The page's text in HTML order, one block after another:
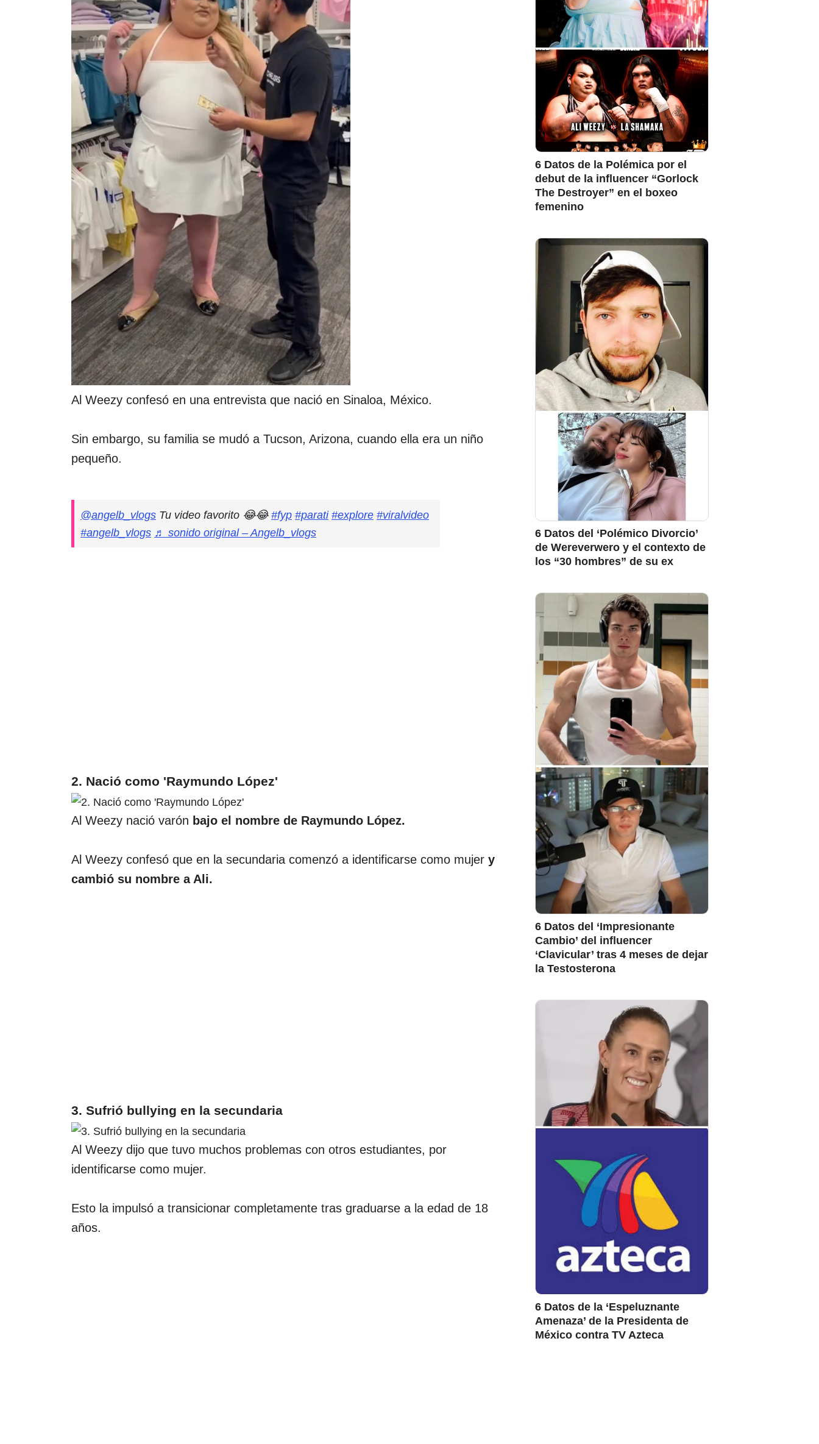
Al Weezy confesó en una entrevista que nació en Sinaloa, México.
Sin embargo, su familia se mudó a Tucson, Arizona, cuando ella era un niño
pequeño.
@angelb_vlogs Tu video favorito 😂😂#fyp #parati #explore #viralvideo
#angelb_vlogs ♬ sonido original – Angelb_vlogs
2. Nació como 'Raymundo López'
Al Weezy nació varón bajo el nombre de Raymundo López.
Al Weezy confesó que en la secundaria comenzó a identificarse como mujer y
cambió su nombre a Ali.
3. Sufrió bullying en la secundaria
Al Weezy dijo que tuvo muchos problemas con otros estudiantes, por
identificarse como mujer.
Esto la impulsó a transicionar completamente tras graduarse a la edad de 18
años.
6 Datos de la Polémica por el
debut de la influencer “Gorlock
The Destroyer” en el boxeo
femenino
6 Datos del ‘Polémico Divorcio’
de Wereverwero y el contexto de
los “30 hombres” de su ex
6 Datos del ‘Impresionante
Cambio’ del influencer
‘Clavicular’ tras 4 meses de dejar
la Testosterona
6 Datos de la ‘Espeluznante
Amenaza’ de la Presidenta de
México contra TV Azteca